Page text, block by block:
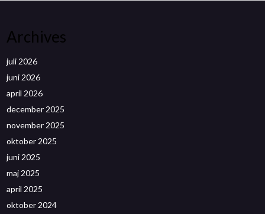
Archives
juli 2026
juni 2026
april 2026
december 2025
november 2025
oktober 2025
juni 2025
maj 2025
april 2025
oktober 2024